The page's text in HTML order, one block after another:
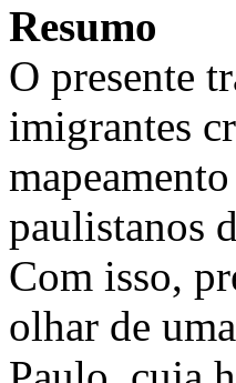
Resumo
O presente
imigrantes
paulistanos
Com isso,
olhar de